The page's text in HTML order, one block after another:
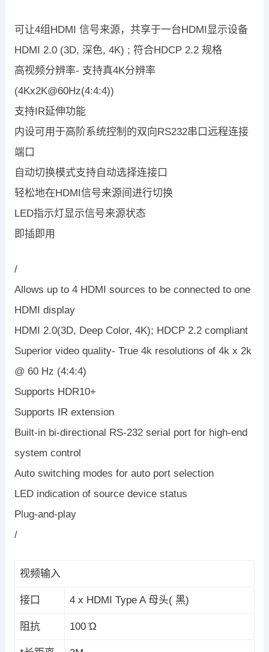
可让4组HDMI 信号来源，共享于一台HDMI显示设备
HDMI 2.0 (3D, 深色, 4K) ; 符合HDCP 2.2 规格
高视频分辨率- 支持真4K分辨率
(4Kx2K@60Hz(4:4:4))
支持IR延伸功能
内设可用于高阶系统控制的双向RS232串口远程连接
端口
自动切换模式支持自动选择连接口
轻松地在HDMI信号来源间进行切换
LED指示灯显示信号来源状态
即插即用
/
Allows up to 4 HDMI sources to be connected to one
HDMI display
HDMI 2.0(3D, Deep Color, 4K); HDCP 2.2 compliant
Superior video quality- True 4k resolutions of 4k x 2k
@ 60 Hz (4:4:4)
Supports HDR10+
Supports IR extension
Built-in bi-directional RS-232 serial port for high-end
system control
Auto switching modes for auto port selection
LED indication of source device status
Plug-and-play
/
视频输入
接口 4 x HDMI Type A 母头( 黑)
阻抗 100 Ώ